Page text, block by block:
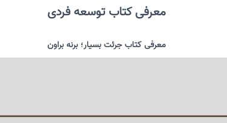
معرفی کتاب توسعه فردی
معرفی کتاب جرئت بسیار؛ برنه براون